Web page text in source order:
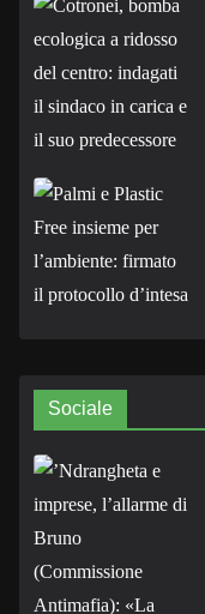
Sociale